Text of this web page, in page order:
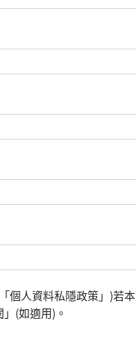
個人資料私隱政策」)若
(如適用)。